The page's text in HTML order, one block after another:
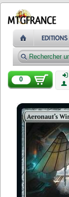
0